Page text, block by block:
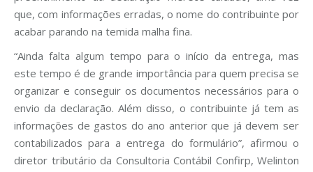
que, com informações erradas, o nome do contribuinte por
acabar parando na temida malha fina.
“Ainda falta algum tempo para o início da entrega, mas
este tempo é de grande importância para quem precisa se
organizar e conseguir os documentos necessários para o
envio da declaração. Além disso, o contribuinte já tem as
informações de gastos do ano anterior que já devem ser
contabilizados para a entrega do formulário”, afirmou o
diretor tributário da Consultoria Contábil Confirp, Welinton